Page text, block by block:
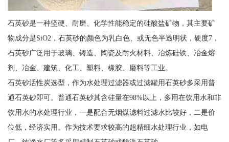
石英砂是一种坚硬、耐磨、化学性能稳定的硅酸盐矿物，其主要矿
物成分是SiO2，石英砂的颜色为乳白色、或无色半透明状，硬度7，
石英砂广泛用于玻璃、铸造、陶瓷及耐火材料、冶炼硅铁、冶金熔
剂、冶金、建筑、化工、塑料、橡胶、磨料等工业。
石英砂活性炭选型，作为水处理过滤器或过滤罐用石英砂多采用普
通石英砂即可。普通石英砂其含硅量在98%以上，多用在饮用水和非
饮用水的水处理行业，一是配合无烟煤滤料过滤水比较好，二是价
位低，经济实用。作为技术要求较高的超精细水处理行业，如电